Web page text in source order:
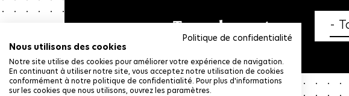
Politique de confidentialité
Nous utilisons des cookies
Notre site utilise des cookies pour améliorer votre expérience de navigation.
En continuant à utiliser notre site, vous acceptez notre utilisation de cookies
conformément à notre politique de confidentialité. Pour plus d'informations
sur les cookies que nous utilisons, ouvrez les paramètres.
Type de contenu